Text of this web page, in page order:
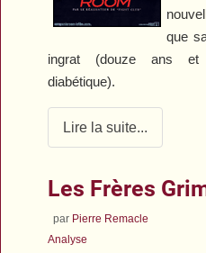
que
ingrat (douze ans et
diabétique).
Lire la suite...
Les Frères
par Pierre Remacle
Analyse